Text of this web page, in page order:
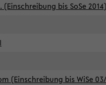
(Einschreibung bis SoSe 2014)
(Einschreibung bis WiSe